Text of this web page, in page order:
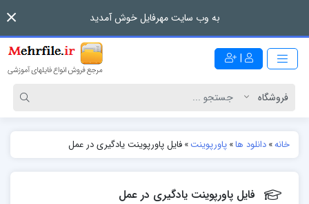
به وب سایت مهرفایل خوش آمدید
|
خانه»دانلود ها»پاورپوینت»فایل پاورپوینت یادگیری در عمل
فایل پاورپوینت یادگیری در عمل